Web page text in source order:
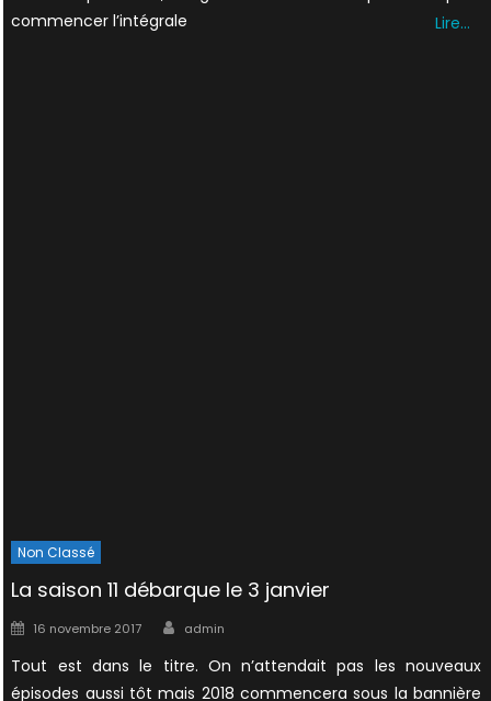
commencer l’intégrale
Lire…
Non Classé
La saison 11 débarque le 3 janvier
Posted
16 novembre 2017 Author
admin
Tout est dans le titre. On n’attendait pas les nouveaux
épisodes aussi tôt mais 2018 commencera sous la bannière